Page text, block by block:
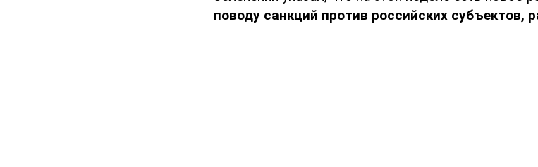
поводу санкций против российских субъектов,